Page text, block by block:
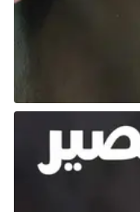
احرص على البقاء
يؤدي أي خطأ إلى
باللعبة، بل هي
مع أي بركان في